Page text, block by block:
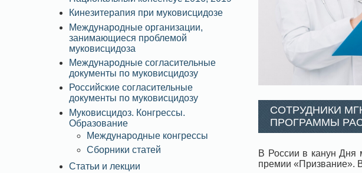
СОТРУДНИКИ
ПРОГРАММЫ
В России в канун Дня
премии «Призвание».
Кинезитерапия при муковисцидозе
Международные организации,
занимающиеся проблемой
муковисцидоза
Международные согласительные
документы по муковисцидозу
Российские согласительные
документы по муковисцидозу
Муковисцидоз. Конгрессы.
Образование
Международные конгрессы
Сборники статей
Статьи и лекции